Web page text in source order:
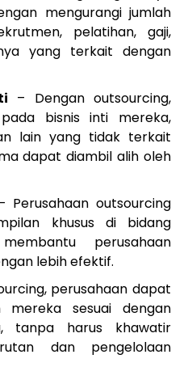
mengurangi jumlah
pelatihan, gaji,
yang terkait dengan
– Dengan outsourcing,
bisnis inti mereka,
lain yang tidak terkait
dapat diambil alih oleh
Perusahaan outsourcing
khusus di bidang
perusahaan
lebih efektif.
perusahaan dapat
mereka sesuai dengan
tanpa harus khawatir
dan pengelolaan